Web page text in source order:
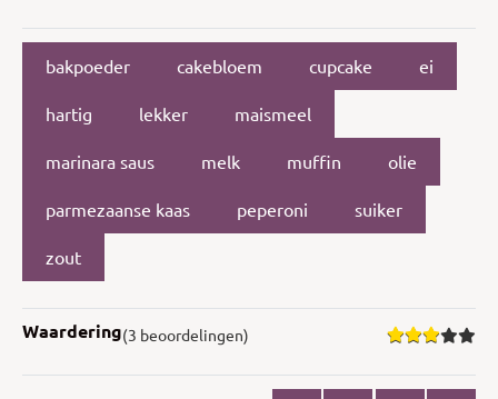
bakpoeder cakebloem cupcake ei
hartig lekker maismeel
marinara saus melk muffin olie
parmezaanse kaas peperoni suiker
zout
Waardering(3 beoordelingen)